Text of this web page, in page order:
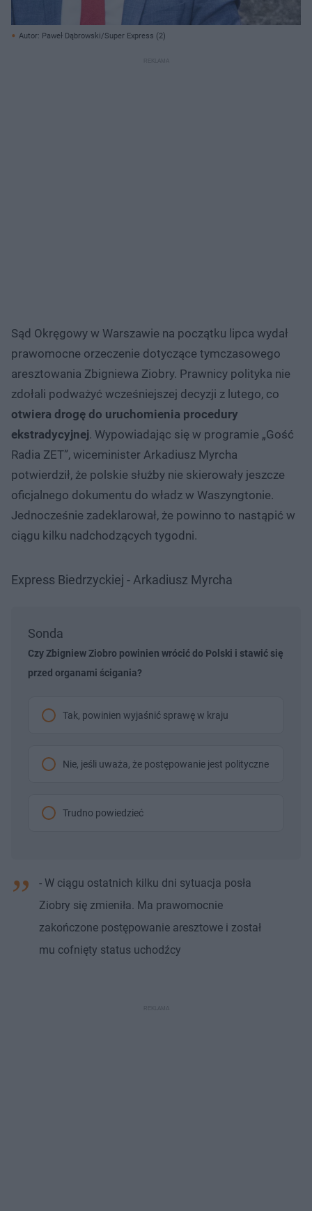
Autor: Paweł Dąbrowski/Super Express (2)
Sąd Okręgowy w Warszawie na początku lipca wydał
prawomocne orzeczenie dotyczące tymczasowego
aresztowania Zbigniewa Ziobry. Prawnicy polityka nie
zdołali podważyć wcześniejszej decyzji z lutego, co
otwiera drogę do uruchomienia procedury
ekstradycyjnej. Wypowiadając się w programie „Gość
Radia ZET”, wiceminister Arkadiusz Myrcha
potwierdził, że polskie służby nie skierowały jeszcze
oficjalnego dokumentu do władz w Waszyngtonie.
Jednocześnie zadeklarował, że powinno to nastąpić w
ciągu kilku nadchodzących tygodni.
Express Biedrzyckiej - Arkadiusz Myrcha
Sonda
Czy Zbigniew Ziobro powinien wrócić do Polski i stawić się
przed organami ścigania?
Tak, powinien wyjaśnić sprawę w kraju
Nie, jeśli uważa, że postępowanie jest polityczne
Trudno powiedzieć
- W ciągu ostatnich kilku dni sytuacja posła
Ziobry się zmieniła. Ma prawomocnie
zakończone postępowanie aresztowe i został
mu cofnięty status uchodźcy